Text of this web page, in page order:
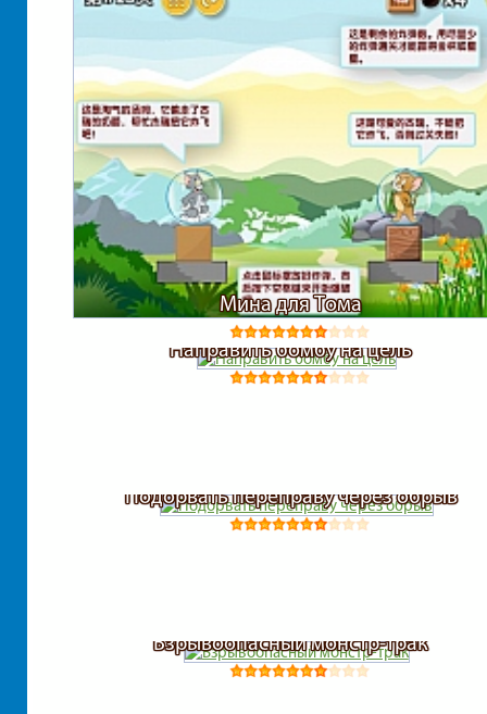
Мина для Тома
Направить бомбу на цель
Подорвать переправу через обрыв
Взрывоопасный монстр-трак